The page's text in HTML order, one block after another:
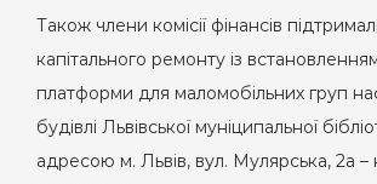
Також члени комісії фінансів
капітального ремонту із
платформи для маломобільних груп
будівлі Львівської муніципальної
адресою м. Львів, вул. Мулярська, 2а –